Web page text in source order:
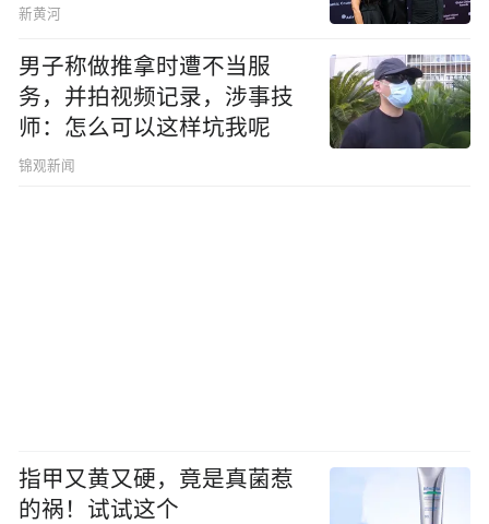
新黄河
男子称做推拿时遭不当服
务，并拍视频记录，涉事技
师：怎么可以这样坑我呢
锦观新闻
指甲又黄又硬，竟是真菌惹
的祸！试试这个